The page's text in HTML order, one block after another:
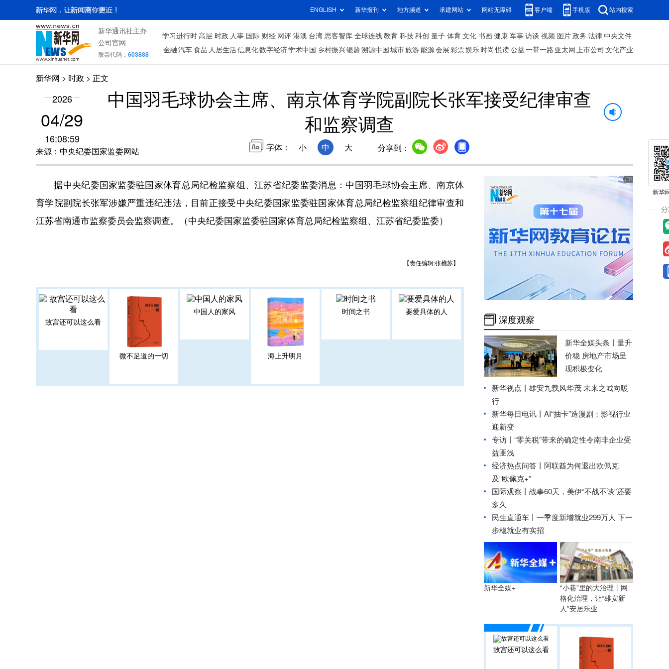
ENGLISH 新华报刊 地方频道 承建网站 网站无障碍 客户端 手机版 站内搜索
新华通讯社主办
公司官网
股票代码： 603888
学习进行时 高层 时政 人事 国际 财经 网评 港澳 台湾 思客智库 全球连线 教育 科技 科创 量子 体育 文化 书画 健康 军事 访谈 视频 图片 政务 法律 中央文件
金融 汽车 食品 人居生活信息化数字经济学术中国 乡村振兴银龄溯源中国 城市旅游 能源 会展 彩票娱乐 时尚 悦读 公益 一带一路 亚太网 上市公司 文化产业
新华网 > 时政 > 正文
2026
04/29
16:08:59
来源：中央纪委国家监委网站
​中国羽毛球协会主席、南京体育学院副院长张军接受纪律审查
和监察调查
字体： 小 中 大 分享到：
据中央纪委国家监委驻国家体育总局纪检监察组、江苏省纪委监委消息：中国羽毛球协会主席、南京体
育学院副院长张军涉嫌严重违纪违法，目前正接受中央纪委国家监委驻国家体育总局纪检监察组纪律审查和
江苏省南通市监察委员会监察调查。（中央纪委国家监委驻国家体育总局纪检监察组、江苏省纪委监委）
【责任编辑:张樵苏】
故宫还可以这么看
微不足道的一切
中国人的家风
海上升明月
时间之书 要爱具体的人
深度观察
新华全媒头条丨 量升
价稳 房地产市场呈
现积极变化
新华视点丨 雄安九载风华茂 未来之城向暖
行
新华每日电讯丨 AI“抽卡”造漫剧：影视行业
迎新变
专访丨“零关税”带来的确定性令南非企业受
益匪浅
经济热点问答丨阿联酋为何退出欧佩克
及“欧佩克+”
国际观察丨 战事60天，美伊“不战不谈”还要
多久
民生直通车丨 一季度新增就业299万人 下一
步稳就业有实招
新华全媒+
“小巷”里的大治理丨网
格化治理，让“雄安新
人”安居乐业
故宫还可以这么看